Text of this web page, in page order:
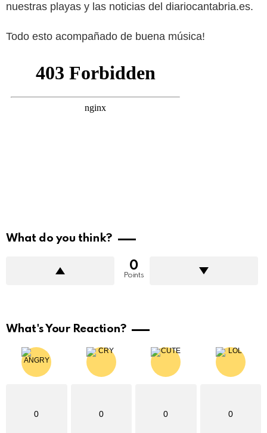
nuestras playas y las noticias del diariocantabria.es.
Todo esto acompañado de buena música!
What do you think?
0
Points
What's Your Reaction?
0 0 0 0